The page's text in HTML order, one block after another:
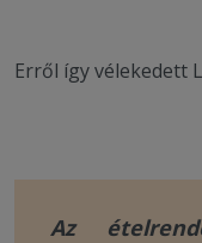
Erről így vélekedett
Az